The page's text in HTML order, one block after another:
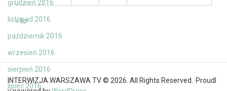
grudzień 2016
listopad 2016
październik 2016
wrzesień 2016
sierpień 2016
lipiec 2016
« lip
INTERWIZJA.WARSZAWA TV © 2026. All Rights Reserved.
Proudl